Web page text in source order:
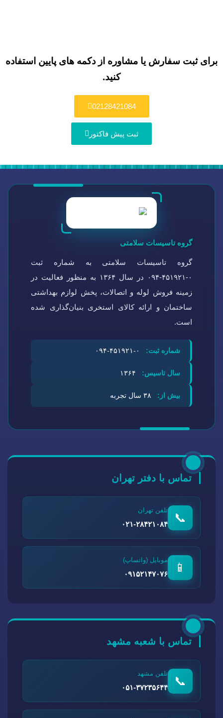
برای ثبت سفارش یا مشاوره از دکمه های پایین استفاده
کنید.
02128421084
ثبت پیش فاکتور
گروه تاسیسات سلامتی
گروه تاسیسات سلامتی به شماره ثبت
۰-۴۵۱۹۲۱-۰۹۴ در سال ۱۳۶۴ به منظور فعالیت در
زمینه فروش لوله و اتصالات، پخش لوازم بهداشتی
ساختمان و ارائه کالای استخری بنیان‌گذاری شده
است.
شماره ثبت:
سال تاسیس:
بیش از:
تماس با دفتر تهران
📞
تلفن تهران
۰۲۱-۲۸۴۲۱۰۸۴
📱
موبایل (واتساپ)
۰۹۱۵۲۱۴۷۰۷۶
تماس با شعبه مشهد
📞
تلفن مشهد
۰۵۱-۳۷۲۳۵۶۴۴